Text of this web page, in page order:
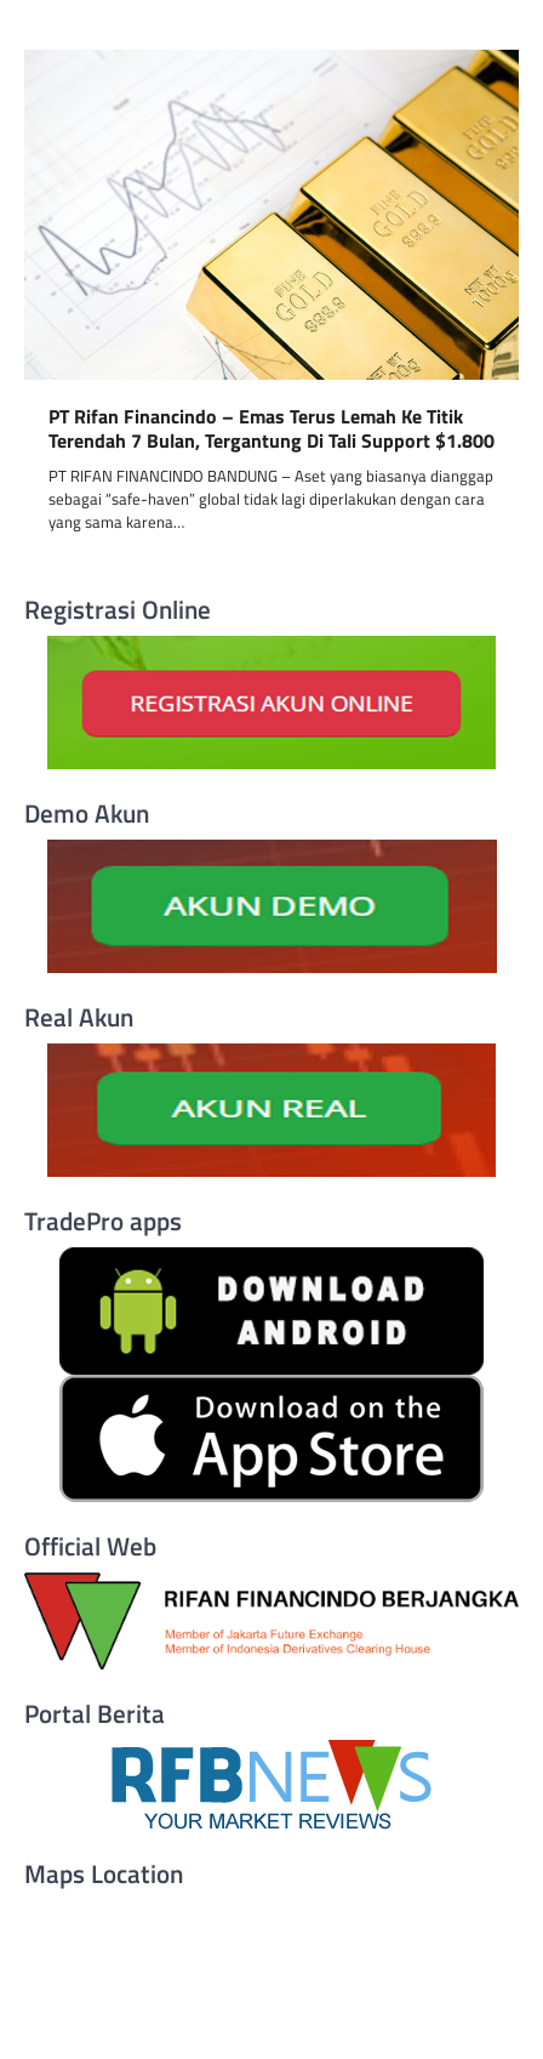
PT Rifan Financindo – Emas Terus Lemah Ke Titik
Terendah 7 Bulan, Tergantung Di Tali Support $1.800
PT RIFAN FINANCINDO BANDUNG – Aset yang biasanya dianggap
sebagai “safe-haven” global tidak lagi diperlakukan dengan cara
yang sama karena…
Registrasi Online
Demo Akun
Real Akun
TradePro apps
Official Web
Portal Berita
Maps Location